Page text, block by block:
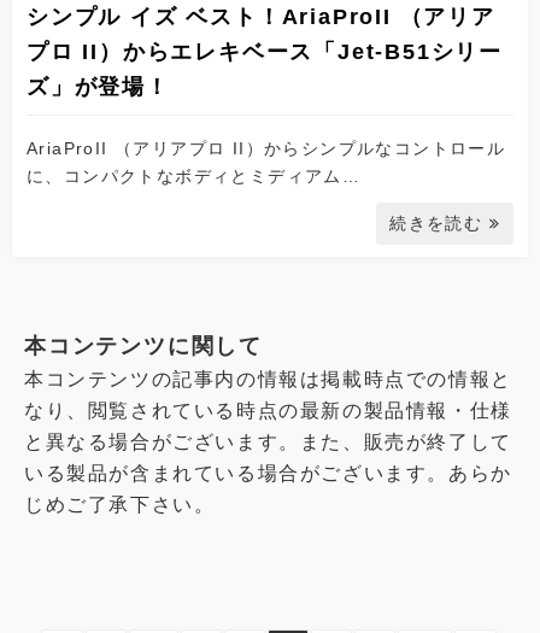
シンプル イズ ベスト！AriaProII （アリア
プロ II）からエレキベース「Jet-B51シリー
ズ」が登場！
AriaProII （アリアプロ II）からシンプルなコントロール
に、コンパクトなボディとミディアム…
続きを読む
本コンテンツに関して
本コンテンツの記事内の情報は掲載時点での情報と
なり、閲覧されている時点の最新の製品情報・仕様
と異なる場合がございます。また、販売が終了して
いる製品が含まれている場合がございます。あらか
じめご了承下さい。